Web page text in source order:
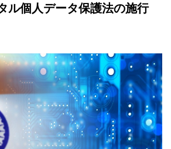
個人データ保護法の施行